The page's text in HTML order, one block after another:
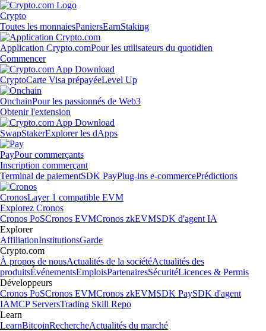
Crypto
Toutes les monnaiesPaniersEarnStaking
Application Crypto.comPour les utilisateurs du quotidien
Commencer
CryptoCarte Visa prépayéeLevel Up
OnchainPour les passionnés de Web3
Obtenir l'extension
SwapStakerExplorer les dApps
PayPour commerçants
Inscription commerçant
Terminal de paiementSDK PayPlug-ins e-commercePrédictions
CronosLayer 1 compatible EVM
Explorez Cronos
Cronos PoSCronos EVMCronos zkEVMSDK d'agent IA
Explorer
AffiliationInstitutionsGarde
Crypto.com
À propos de nousActualités de la sociétéActualités des
produitsÉvénementsEmploisPartenairesSécuritéLicences & Permis
Développeurs
Cronos PoSCronos EVMCronos zkEVMSDK PaySDK d'agent
IAMCP ServersTrading Skill Repo
Learn
LearnBitcoinRechercheActualités du marché